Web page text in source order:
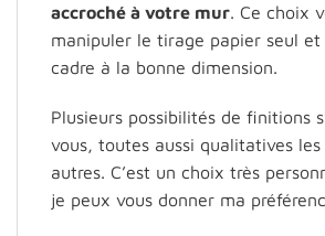
accroché à votre mur. Ce choix
manipuler le tirage papier seul
cadre à la bonne dimension.
Plusieurs possibilités de finitions
vous, toutes aussi qualitatives les
autres. C’est un choix très
je peux vous donner ma